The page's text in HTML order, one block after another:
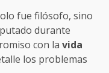
fue filósofo, sino
durante
con la vida
los problemas